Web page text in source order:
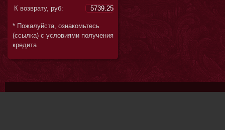
К возврату, руб:
* Пожалуйста, ознакомьтесь
(ссылка) с условиями получения
кредита